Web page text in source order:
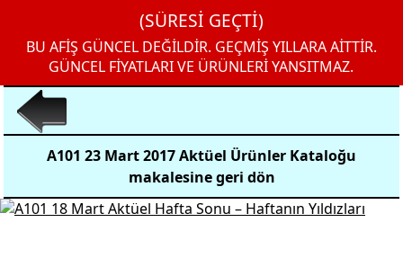
(SÜRESİ GEÇTİ)
BU AFİŞ GÜNCEL DEĞİLDİR. GEÇMİŞ YILLARA AİTTİR.
GÜNCEL FİYATLARI VE ÜRÜNLERİ YANSITMAZ.
A101 23 Mart 2017 Aktüel Ürünler Kataloğu
makalesine geri dön